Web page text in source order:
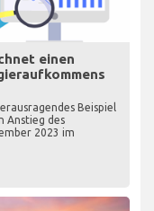
einen
Beispiel
Anstieg des
2023 im